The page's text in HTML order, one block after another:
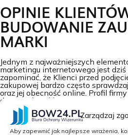
Zarządzaj
Aby zapewnić jak najlepsze wrażenia,
OPINIE
BUDOWANIE
MARKI
Jednym z najważniejszych
marketingu internetowego jest dziś
zapominać, że Klienci przed
zakupowej bardzo często
oraz jej obecność online. Profil
daje możliwość prezentowania
użytkowników. Co więcej?
zwiększają wiarygodność marki i
się na tle konkurencji.